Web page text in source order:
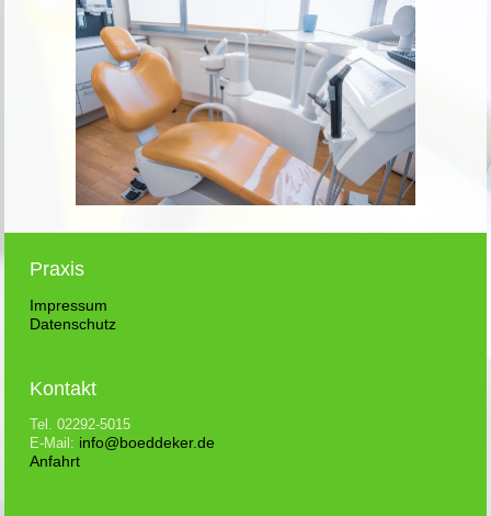
Praxis
Impressum
Datenschutz
Kontakt
Tel. 02292-5015
E-Mail: info@boeddeker.de
Anfahrt